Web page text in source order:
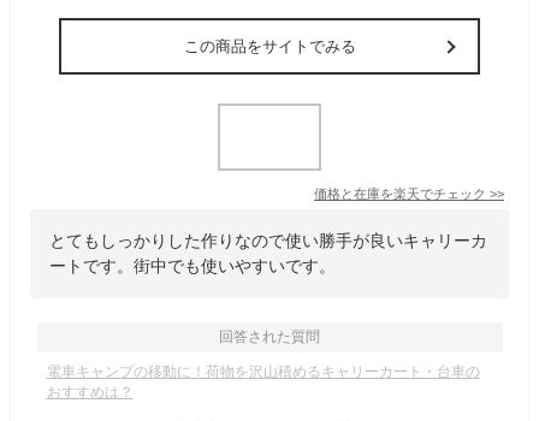
この商品をサイトでみる
価格と在庫を楽天でチェック >>
とてもしっかりした作りなので使い勝手が良いキャリーカ
ートです。街中でも使いやすいです。
回答された質問
電車キャンプの移動に！荷物を沢山積めるキャリーカート・台車の
おすすめは？